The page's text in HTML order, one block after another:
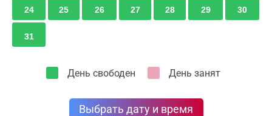
24 25 26 27 28 29 30
31
День свободен День занят
Выбрать дату и время